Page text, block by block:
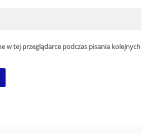
w tej przeglądarce podczas pisania kolejnych